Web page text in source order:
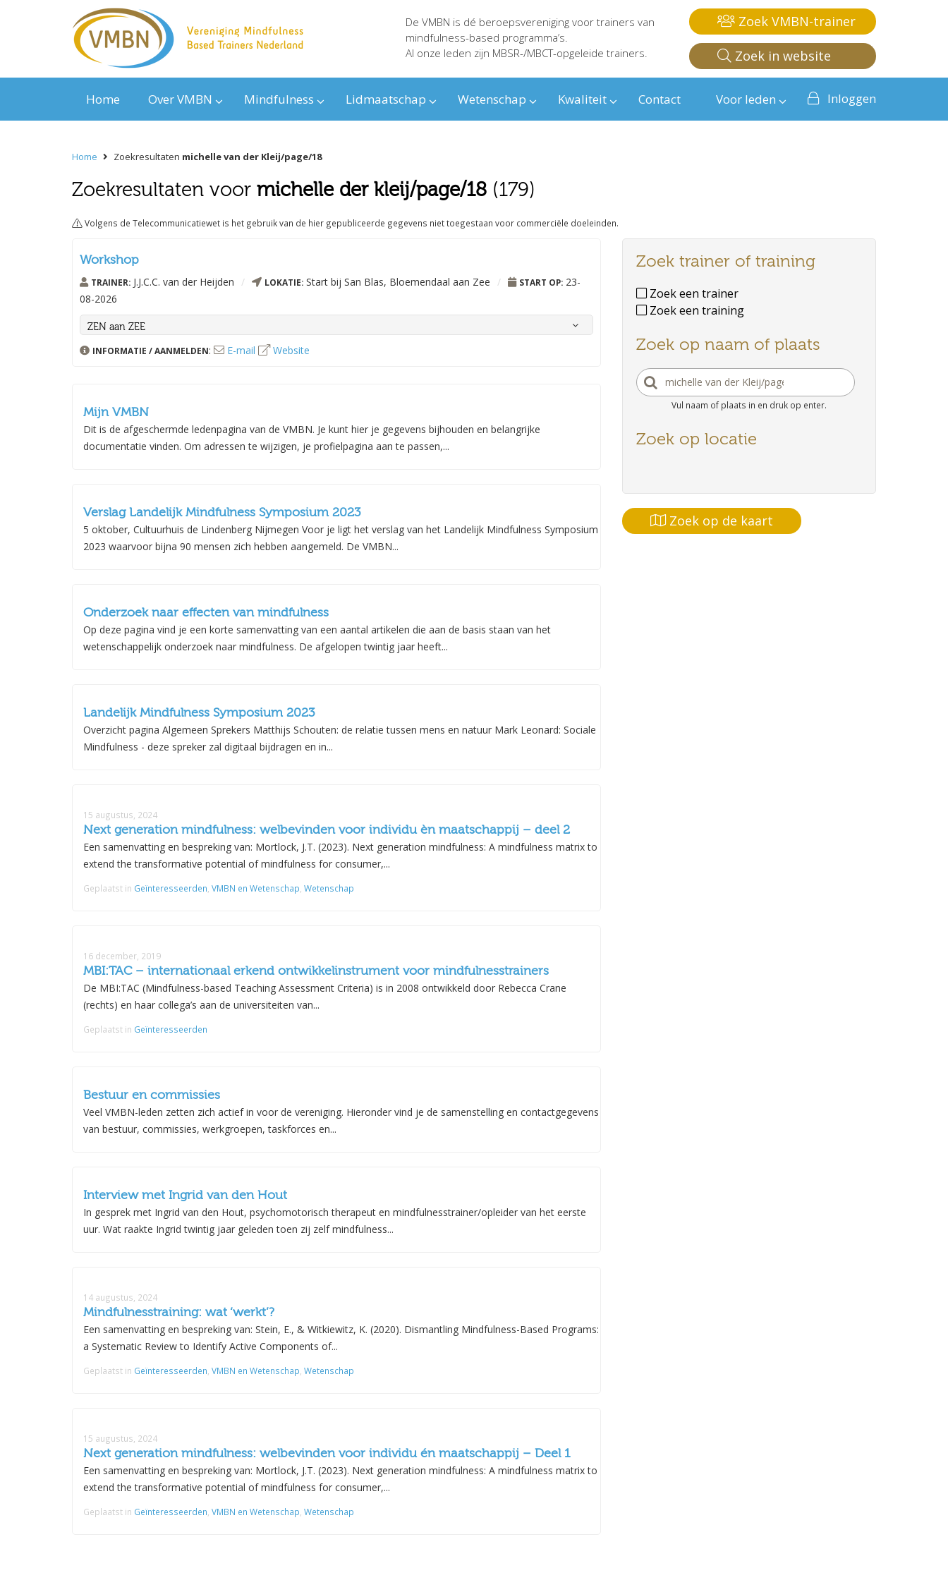
De VMBN is dé beroepsvereniging voor trainers van
mindfulness-based programma’s.
Al onze leden zijn MBSR-/MBCT-opgeleide trainers.
Zoek VMBN-trainer
Zoek in website
Home Over VMBN Mindfulness Lidmaatschap Wetenschap Kwaliteit Contact Voor leden Inloggen
Home Zoekresultaten michelle van der Kleij/page/18
Zoekresultaten voor michelle der kleij/page/18 (179)
Volgens de Telecommunicatiewet is het gebruik van de hier gepubliceerde gegevens niet toegestaan voor commerciële doeleinden.
Zoek trainer of training
Zoek een trainer
Zoek een training
Zoek op naam of plaats
Vul naam of plaats in en druk op enter.
Zoek op locatie
Zoek op de kaart
Workshop
TRAINER: J.J.C.C. van der Heijden / LOKATIE: Start bij San Blas, Bloemendaal aan Zee / START OP: 23-
08-2026
ZEN aan ZEE
ZEN zijn aan ZEE, dat willen we toch allemaal!
– uitleg
– oefeningen/korte meditaties/healing
– theorie over mindfulness
Voor wie: Voor iedereen. Ervaring is niet nodig
Startpunt:Bloemendaal aan Zee, strandtent San Blas
Voor vragen: Jolanda van der Heijden,jolandaheijden@gmail.com
“You can’t stop the waves, but you can learn to surf” – Jon Kabat-Zinn
INFORMATIE / AANMELDEN: E-mail Website
Mijn VMBN
Dit is de afgeschermde ledenpagina van de VMBN. Je kunt hier je gegevens bijhouden en belangrijke
documentatie vinden. Om adressen te wijzigen, je profielpagina aan te passen,...
Verslag Landelijk Mindfulness Symposium 2023
5 oktober, Cultuurhuis de Lindenberg Nijmegen Voor je ligt het verslag van het Landelijk Mindfulness Symposium
2023 waarvoor bijna 90 mensen zich hebben aangemeld. De VMBN...
Onderzoek naar effecten van mindfulness
Op deze pagina vind je een korte samenvatting van een aantal artikelen die aan de basis staan van het
wetenschappelijk onderzoek naar mindfulness. De afgelopen twintig jaar heeft...
Landelijk Mindfulness Symposium 2023
Overzicht pagina Algemeen Sprekers Matthijs Schouten: de relatie tussen mens en natuur Mark Leonard: Sociale
Mindfulness - deze spreker zal digitaal bijdragen en in...
15 augustus, 2024
Next generation mindfulness: welbevinden voor individu èn maatschappij – deel 2
Een samenvatting en bespreking van: Mortlock, J.T. (2023). Next generation mindfulness: A mindfulness matrix to
extend the transformative potential of mindfulness for consumer,...
Geplaatst in Geïnteresseerden, VMBN en Wetenschap, Wetenschap
16 december, 2019
MBI:TAC – internationaal erkend ontwikkelinstrument voor mindfulnesstrainers
De MBI:TAC (Mindfulness-based Teaching Assessment Criteria) is in 2008 ontwikkeld door Rebecca Crane
(rechts) en haar collega’s aan de universiteiten van...
Geplaatst in Geïnteresseerden
Bestuur en commissies
Veel VMBN-leden zetten zich actief in voor de vereniging. Hieronder vind je de samenstelling en contactgegevens
van bestuur, commissies, werkgroepen, taskforces en...
Interview met Ingrid van den Hout
In gesprek met Ingrid van den Hout, psychomotorisch therapeut en mindfulnesstrainer/opleider van het eerste
uur. Wat raakte Ingrid twintig jaar geleden toen zij zelf mindfulness...
14 augustus, 2024
Mindfulnesstraining: wat ‘werkt’?
Een samenvatting en bespreking van: Stein, E., & Witkiewitz, K. (2020). Dismantling Mindfulness-Based Programs:
a Systematic Review to Identify Active Components of...
Geplaatst in Geïnteresseerden, VMBN en Wetenschap, Wetenschap
15 augustus, 2024
Next generation mindfulness: welbevinden voor individu én maatschappij – Deel 1
Een samenvatting en bespreking van: Mortlock, J.T. (2023). Next generation mindfulness: A mindfulness matrix to
extend the transformative potential of mindfulness for consumer,...
Geplaatst in Geïnteresseerden, VMBN en Wetenschap, Wetenschap